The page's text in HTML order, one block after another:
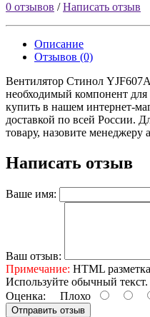
0 отзывов /Написать отзыв
Описание
Отзывов (0)
Вентилятор Стинол
необходимый компонент
купить в нашем интернет-
доставкой по всей России.
товару, назовите
Написать отзыв
Ваше имя:
Ваш отзыв:
Примечание: HTML
Используйте обычный текст.
Оценка: Плохо
Отправить отзыв